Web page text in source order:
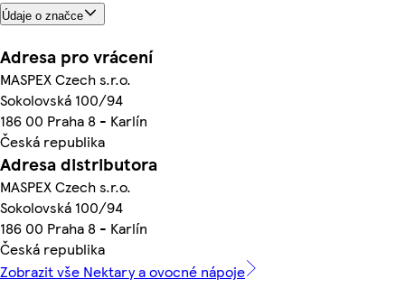
Údaje o značce
Adresa pro vrácení
MASPEX Czech s.r.o.
Sokolovská 100/94
186 00 Praha 8 - Karlín
Česká republika
Adresa distributora
MASPEX Czech s.r.o.
Sokolovská 100/94
186 00 Praha 8 - Karlín
Česká republika
Zobrazit vše Nektary a ovocné nápoje